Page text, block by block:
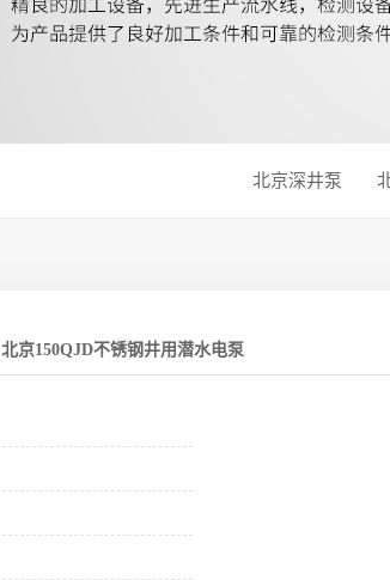
北京深井泵
北京150QJD不锈钢井用潜水电泵